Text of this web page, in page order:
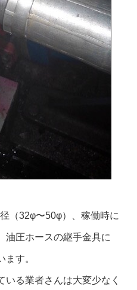
（32φ〜50φ）、稼働時に
油圧ホースの継手金具に
す。
いる業者さんは大変少なく